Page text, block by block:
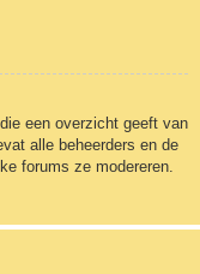
een overzicht geeft van
alle beheerders en de
forums ze modereren.